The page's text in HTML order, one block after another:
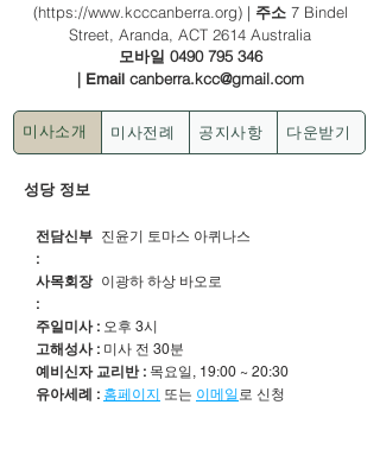
(https://www.kcccanberra.org) | 주소 7 Bindel
Street, Aranda, ACT 2614 Australia
모바일 0490 795 346
| Email canberra.kcc@gmail.com
미사소개 미사전례 공지사항 다운받기
성당 정보
전담신부
:
진윤기 토마스 아퀴나스
사목회장
:
이광하 하상 바오로
주일미사 : 오후 3시
고해성사 : 미사 전 30분
예비신자 교리반 : 목요일, 19:00 ~ 20:30
유아세례 : 홈페이지 또는 이메일 로 신청